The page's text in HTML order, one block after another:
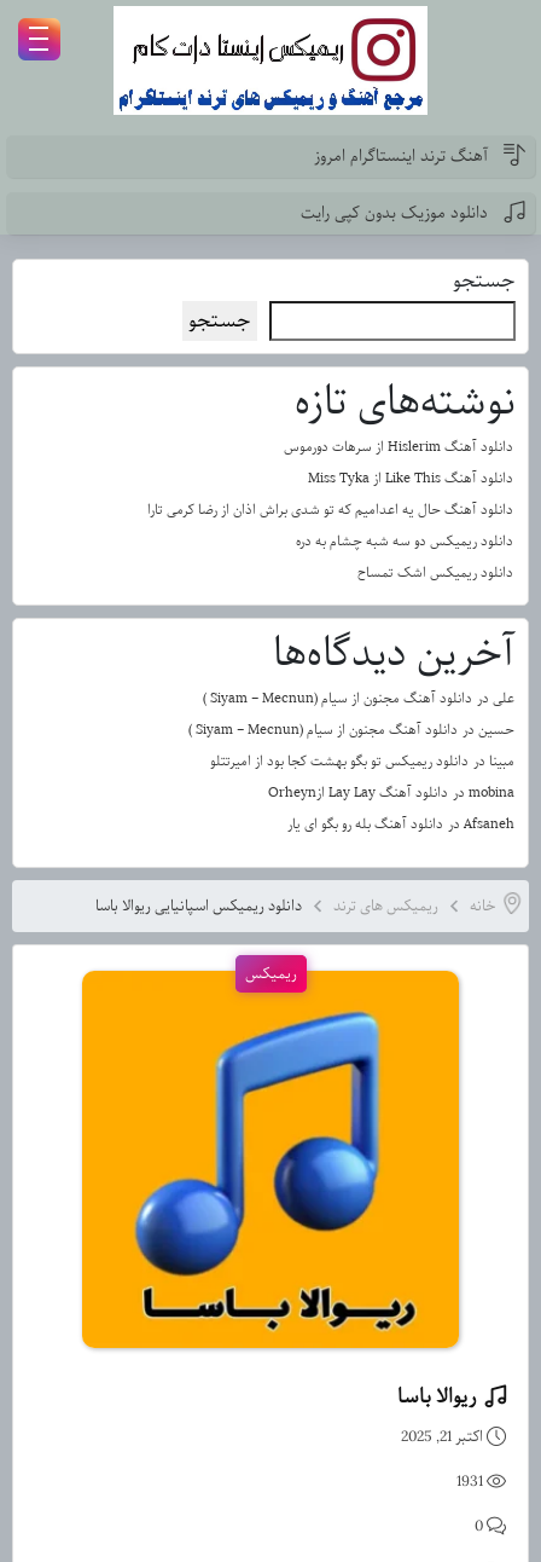
آهنگ ترند اینستاگرام امروز
دانلود موزیک بدون کپی رایت
جستجو
جستجو
نوشته‌های تازه
دانلود آهنگ Hislerim از سرهات دورموس
دانلود آهنگ Like This از Miss Tyka
دانلود آهنگ حال یه اعدامیم که تو شدی براش اذان از رضا کرمی تارا
دانلود ریمیکس دو سه شبه چشام به دره
دانلود ریمیکس اشک تمساح
آخرین دیدگاه‌ها
علی در دانلود آهنگ مجنون از سیام (Siyam – Mecnun )
حسین در دانلود آهنگ مجنون از سیام (Siyam – Mecnun )
مبینا در دانلود ریمیکس تو بگو بهشت کجا بود از امیرتتلو
mobina در دانلود آهنگ Lay Lay ازOrheyn
Afsaneh در دانلود آهنگ بله رو بگو ای یار
خانه ریمیکس های ترند دانلود ریمیکس اسپانیایی ریوالا باسا
ریمیکس
دانلود ریمیکس اسپانیایی ریوالا
ریوالا باسا
اکتبر 21, 2025
1931
0